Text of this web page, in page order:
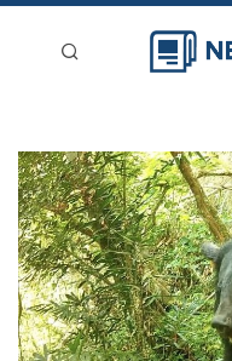
新聞稿分類
登入
刊登